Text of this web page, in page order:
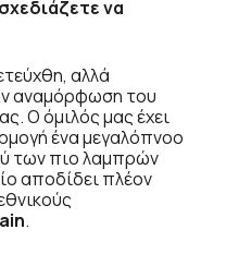
να
αλλά
αναμόρφωση του
Ο όμιλός μας έχει
ένα μεγαλόπνοο
των πιο λαμπρών
αποδίδει πλέον
.